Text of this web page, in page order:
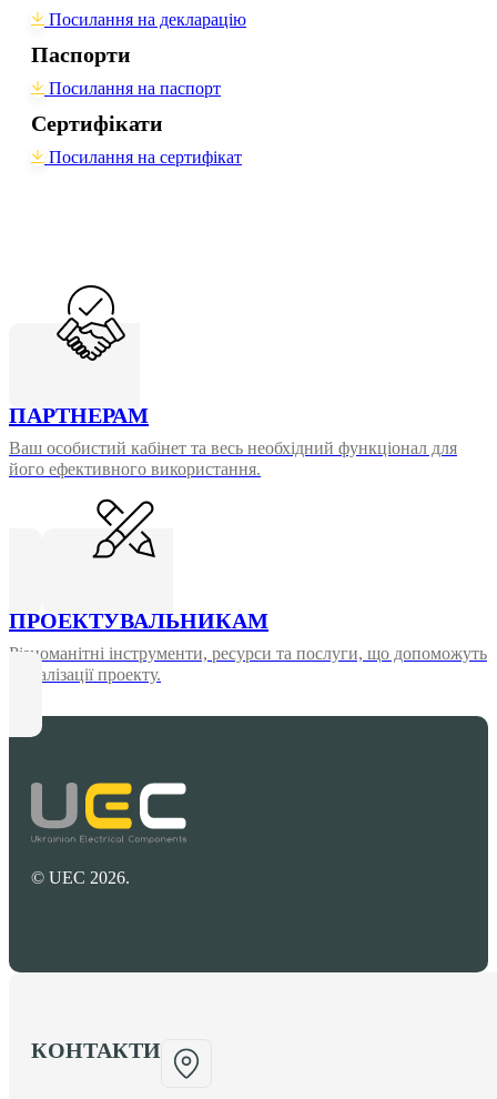
Посилання на декларацію
Паспорти
Посилання на паспорт
Сертифікати
Посилання на сертифікат
ПАРТНЕРАМ
Ваш особистий кабінет та весь необхідний функціонал для
його ефективного використання.
ПРОЕКТУВАЛЬНИКАМ
Різноманітні інструменти, ресурси та послуги, що допоможуть
у реалізації проекту.
© UEC 2026.
КОНТАКТИ